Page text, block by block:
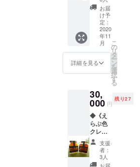
はご使
用をお
控えく
ださ
い。
ぬりえ
をした
後、ア
イロン
をかけ
ると蜜
蝋の成
分が溶
す。 ご
支援へ
のメッ
セージ
を添え
て、お
送りさ
せてい
ビーツ
の8色か
ら、お
好きな4
色をお
選びい
ただけ
ます。
くださ
い） く
じらの
オリジ
ナルエ
コバッ
グにク
レヨン
でぬり
えをし
ト」＋
ぬりえ
エコ
バッグ
のセッ
ト◆ あ
なたの
お好き
な土（1
～3色）
良部島
の赤土
で、オ
リジナ
ルの
「土ク
レヨン
セッ
ト」
（最大4
お届
け予
定：
2020
年11
月
詳細を見る
こ
の
リ
タ
ー
ン
を
選
択
す
る
30,
000 円
残り27
◆《え
らぶ色
クレヨ
ン》と
島の恵
みセッ
ト◆ え
支援
者：
3人
お届